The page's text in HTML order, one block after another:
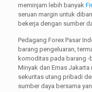
meminjam lebih banyak
seruan margin untuk
bekerja dengan sumber
Pedagang Forex Pasar
barang pengeluaran,
komoditas pada barang -
Minyak dan Emas
sekuritas utang pribadi
sumber daya bersama